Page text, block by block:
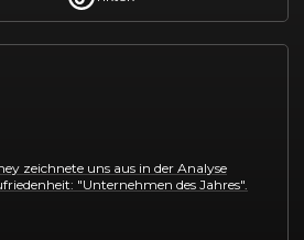
zeichnete uns aus in der Analyse
"Unternehmen des Jahres".